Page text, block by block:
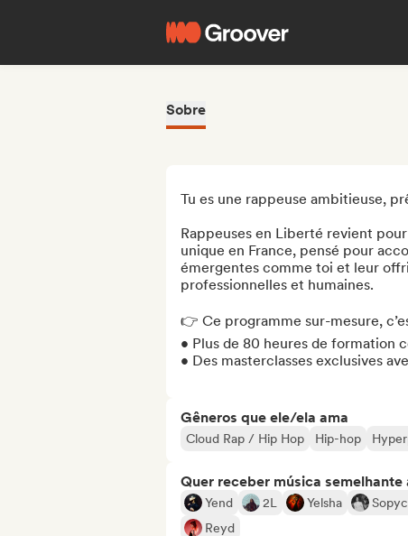
Sobre
Tu es une rappeuse ambitieuse,
Rappeuses en Liberté revient
unique en France, pensé pour
émergentes comme toi et leur
professionnelles et humaines.
👉 Ce programme sur-mesure,
• Plus de 80 heures de formation
• Des masterclasses exclusives
Gêneros que ele/ela ama
Cloud Rap / Hip Hop Hip-hop
Quer receber música semelhante
Yend 2L Yelsha
Reyd